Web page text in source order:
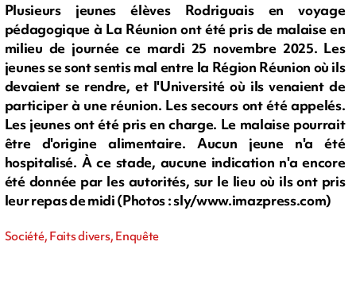
Plusieurs jeunes élèves Rodriguais en voyage
pédagogique à La Réunion ont été pris de malaise en
milieu de journée ce mardi 25 novembre 2025. Les
jeunes se sont sentis mal entre la Région Réunion où ils
devaient se rendre, et l'Université où ils venaient de
participer à une réunion. Les secours ont été appelés.
Les jeunes ont été pris en charge. Le malaise pourrait
être d'origine alimentaire. Aucun jeune n'a été
hospitalisé. À ce stade, aucune indication n'a encore
été donnée par les autorités, sur le lieu où ils ont pris
leur repas de midi (Photos : sly/www.imazpress.com)
Société, Faits divers, Enquête